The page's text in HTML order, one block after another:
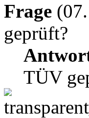
Frage
geprüft?
TÜV